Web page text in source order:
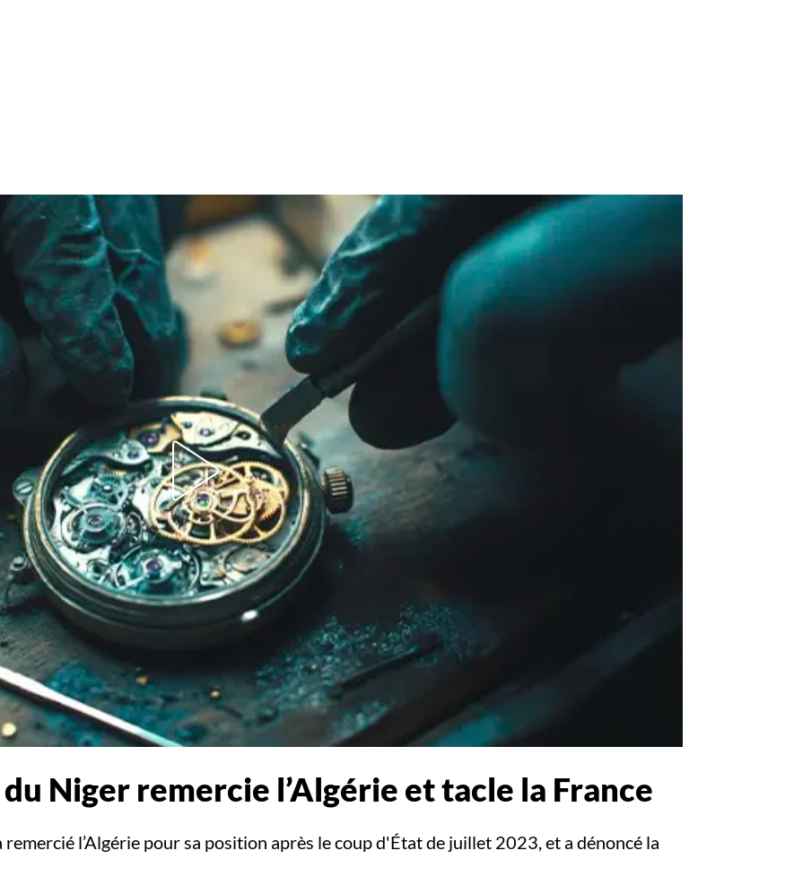
Niger remercie l’Algérie et tacle la France
l’Algérie pour sa position après le coup d'État de juillet 2023, et a dénoncé la